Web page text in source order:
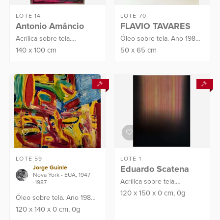
LOTE 14
Antonio Amâncio
Acrílica sobre tela.
Assinado C.I.D. e verso.
Artista
140x 100cm
LOTE 70
FLAVIO TAVARES
Óleo sobre tela. Ano 1984.
Assinado C.I.E
50 x65 cm
LOTE 59
Jorge Guinle
Nova York - EUA, 1947
-1987
Óleo sobre tela. Ano 1982.
Assinado C.I.E e verso.
120x 140x 0cm, 0g
LOTE 1
Eduardo Scatena
Acrílica sobre tela.
Assinado e datado na
120 x150 x0 cm, 0g